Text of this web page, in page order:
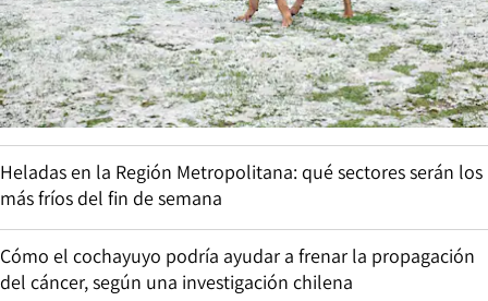
Heladas en la Región Metropolitana: qué sectores serán los
más fríos del fin de semana
Cómo el cochayuyo podría ayudar a frenar la propagación
del cáncer, según una investigación chilena